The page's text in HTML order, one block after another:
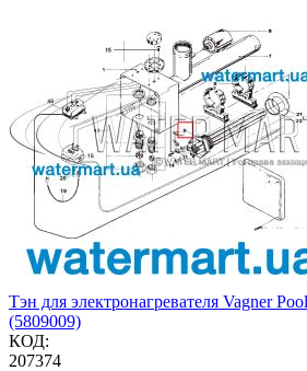
Тэн для электронагревателя Vagner
(5809009)
КОД:
207374